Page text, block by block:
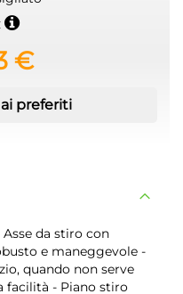
€
preferiti
da stiro con
e maneggevole -
quando non serve
facilità - Piano stiro